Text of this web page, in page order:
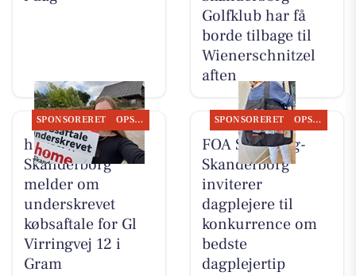
Golfklub har få
borde tilbage til
Wienerschnitzel
aften
SPONSORERET OPSLAGSTAVLEN
home
Skanderborg
melder om
underskrevet
købsaftale for Gl
Virringvej 12 i
Gram
SPONSORERET OPSLAGSTAVLEN
FOA Silkeborg-
Skanderborg
inviterer
dagplejere til
konkurrence om
bedste
dagplejertip